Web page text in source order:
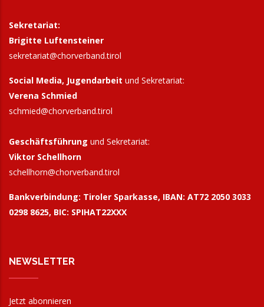
Sekretariat:
Brigitte Luftensteiner
sekretariat@chorverband.tirol
Social Media, Jugendarbeit und Sekretariat:
Verena Schmied
schmied@chorverband.tirol
Geschäftsführung und Sekretariat:
Viktor Schellhorn
schellhorn@chorverband.tirol
Bankverbindung: Tiroler Sparkasse, IBAN: AT72 2050 3033
0298 8625, BIC: SPIHAT22XXX
NEWSLETTER
Jetzt abonnieren